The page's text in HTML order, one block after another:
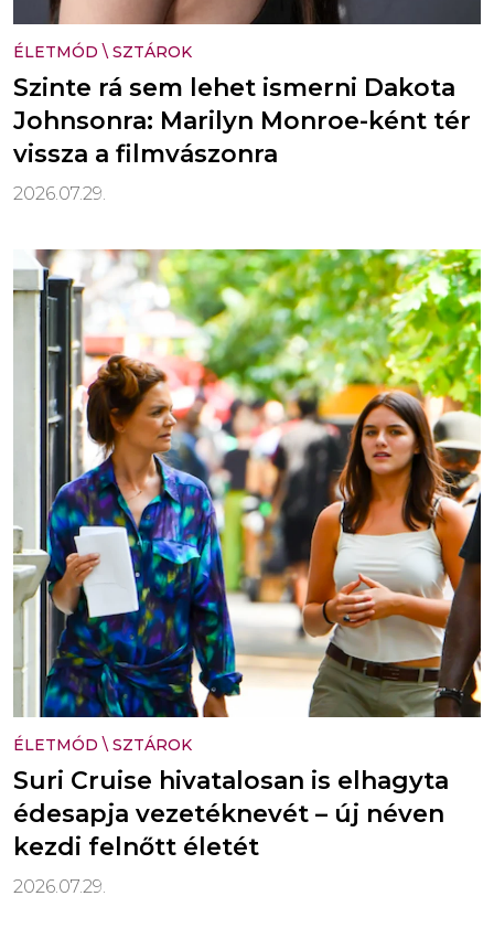
ÉLETMÓD \ SZTÁROK
Szinte rá sem lehet ismerni Dakota
Johnsonra: Marilyn Monroe-ként tér
vissza a filmvászonra
2026.07.29.
ÉLETMÓD \ SZTÁROK
Suri Cruise hivatalosan is elhagyta
édesapja vezetéknevét – új néven
kezdi felnőtt életét
2026.07.29.